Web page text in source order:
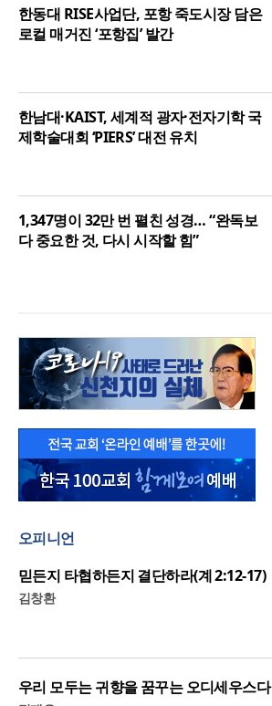
한동대 RISE사업단, 포항 죽도시장 담은
로컬 매거진 ‘포항집’ 발간
한남대·KAIST, 세계적 광자·전자기학 국
제학술대회 ‘PIERS’ 대전 유치
1,347명이 32만 번 펼친 성경… “완독보
다 중요한 것, 다시 시작할 힘”
오피니언
믿든지 타협하든지 결단하라(계 2:12-17)
김창환
우리 모두는 귀향을 꿈꾸는 오디세우스다